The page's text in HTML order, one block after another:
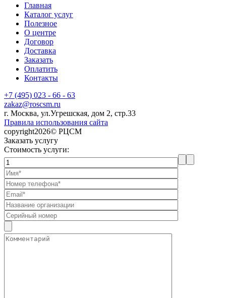
Главная
Каталог услуг
Полезное
О центре
Договор
Доставка
Заказать
Оплатить
Контакты
+7 (495) 023 - 66 - 63
zakaz@roscsm.ru
г. Москва, ул.Угрешская, дом 2, стр.33
Правила использования сайта
copyright2026© РЦСМ
Заказать услугу
Стоимость услуги: